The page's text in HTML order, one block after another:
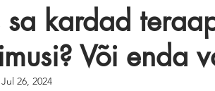
sa kardad
Või enda
Jul 26, 2024